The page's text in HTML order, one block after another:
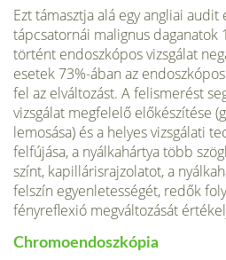
Ezt támasztja alá egy angliai
tápcsatornái malignus daganatok
történt endoszkópos vizsgálat
esetek 73%-ában az
fel az elváltozást. A felismerést
vizsgálat megfelelő előkészítése
lemosása) és a helyes vizsgálati
felfújása, a nyálkahártya több
színt, kapillárisrajzolatot, a
felszín egyenletességét, redők
fényreflexió megváltozását
Chromoendoszkópia